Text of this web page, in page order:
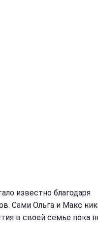
известно благодаря
Сами Ольга и Макс
в своей семье пока